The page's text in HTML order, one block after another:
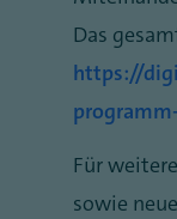
Das
https://
Für
sowie